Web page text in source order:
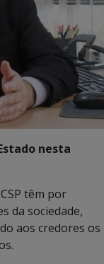
nesta
têm por
da sociedade,
aos credores os